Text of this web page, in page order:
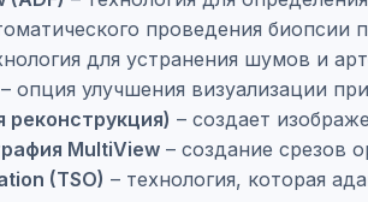
проведения биопсии
для устранения шумов и
– опция улучшения визуализации
реконструкция) – создает
MultiView – создание срезов
(TSO) – технология, которая